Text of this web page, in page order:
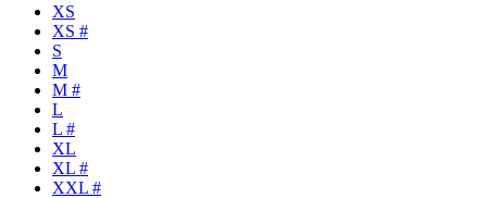
XS
XS #
S
M
M #
L
L #
XL
XL #
XXL #